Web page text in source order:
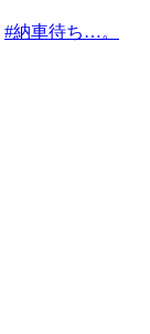
#納車待ち…。